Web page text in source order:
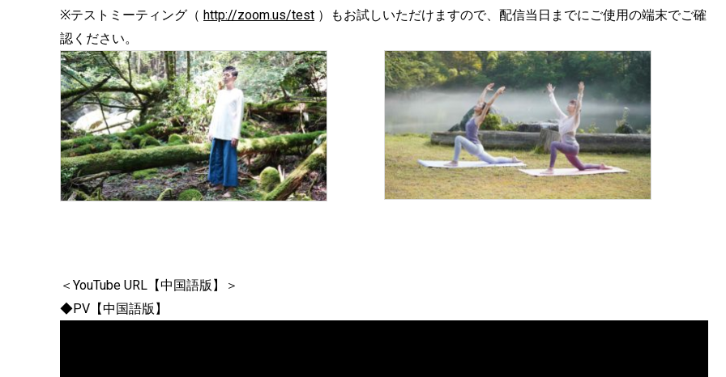
※テストミーティング（ http://zoom.us/test ）もお試しいただけますので、配信当日までにご使用の端末でご確
認ください。
＜YouTube URL【中国語版】＞
◆PV【中国語版】